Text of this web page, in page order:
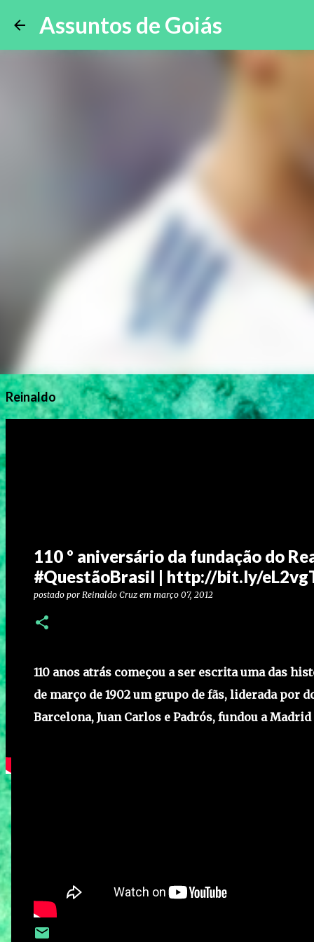
Assuntos de Goiás
Reinaldo
110 º aniversário da fundação do
#QuestãoBrasil | http://bit.ly/
postado por Reinaldo Cruz em março 07, 2012
110 anos atrás começou a ser escrita uma das
de março de 1902 um grupo de fãs, liderada por
Barcelona, ​​Juan Carlos e Padrós, fundou a Madrid